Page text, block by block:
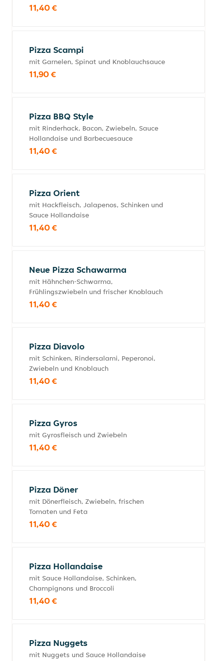
11,40 €
Pizza Scampi
mit Garnelen, Spinat und Knoblauchsauce
11,90 €
Pizza BBQ Style
mit Rinderhack, Bacon, Zwiebeln, Sauce
Hollandaise und Barbecuesauce
11,40 €
Pizza Orient
mit Hackfleisch, Jalapenos, Schinken und
Sauce Hollandaise
11,40 €
Neue Pizza Schawarma
mit Hähnchen-Schwarma,
Frühlingszwiebeln und frischer Knoblauch
11,40 €
Pizza Diavolo
mit Schinken, Rindersalami, Peperonoi,
Zwiebeln und Knoblauch
11,40 €
Pizza Gyros
mit Gyrosfleisch und Zwiebeln
11,40 €
Pizza Döner
mit Dönerfleisch, Zwiebeln, frischen
Tomaten und Feta
11,40 €
Pizza Hollandaise
mit Sauce Hollandaise, Schinken,
Champignons und Broccoli
11,40 €
Pizza Nuggets
mit Nuggets und Sauce Hollandaise